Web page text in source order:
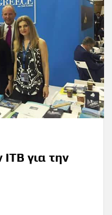
για την